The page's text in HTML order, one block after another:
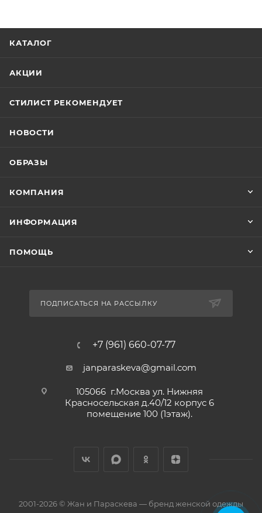
КАТАЛОГ
АКЦИИ
СТИЛИСТ РЕКОМЕНДУЕТ
НОВОСТИ
ОБРАЗЫ
КОМПАНИЯ
ИНФОРМАЦИЯ
ПОМОЩЬ
ПОДПИСАТЬСЯ НА РАССЫЛКУ
+7 (961) 660-07-77
janparaskeva@gmail.com
105066 г.Москва ул. Нижняя
Красносельская д.40/12 корпус 6
помещение 100 (1этаж).
2001-2026 © Жан и Параскева — бренд женской одежды